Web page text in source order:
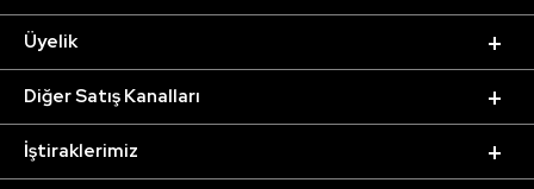
Üyelik
Diğer Satış Kanalları
İştiraklerimiz